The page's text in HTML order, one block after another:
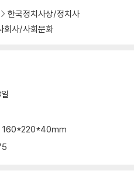
변화
한국정치사상/정치사
회사/사회문화
160*220*40mm